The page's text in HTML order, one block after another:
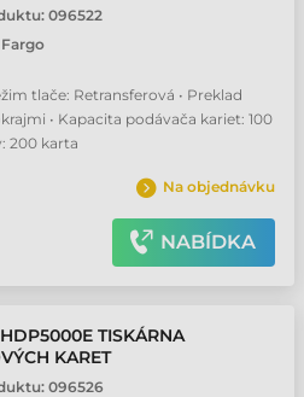
096522
Fargo
tlače: Retransferová • Preklad
• Kapacita podávača kariet: 100
200 karta
Na objednávku
NABÍDKA
TISKÁRNA
KARET
096526